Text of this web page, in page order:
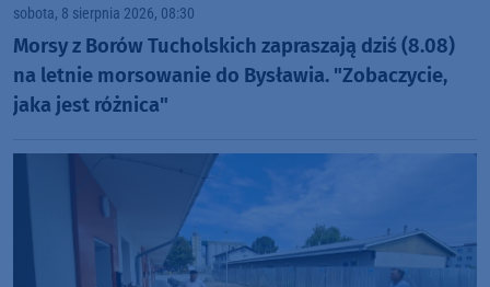
sobota, 8 sierpnia 2026, 08:30
Morsy z Borów Tucholskich zapraszają dziś (8.08)
na letnie morsowanie do Bysławia. "Zobaczycie,
jaka jest różnica"